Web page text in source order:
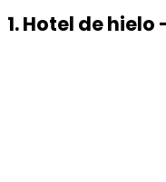
1. Hotel de hielo